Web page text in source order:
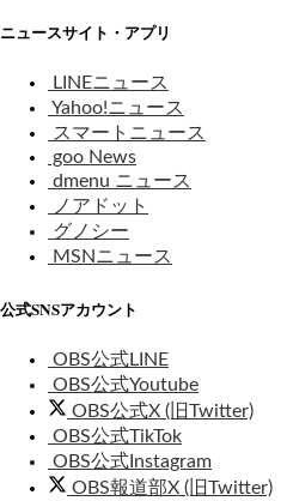
ニュースサイト・アプリ
LINEニュース
Yahoo!ニュース
スマートニュース
goo News
dmenu ニュース
ノアドット
グノシー
MSNニュース
公式SNSアカウント
OBS公式LINE
OBS公式Youtube
OBS公式X (旧Twitter)
OBS公式TikTok
OBS公式Instagram
OBS報道部X (旧Twitter)